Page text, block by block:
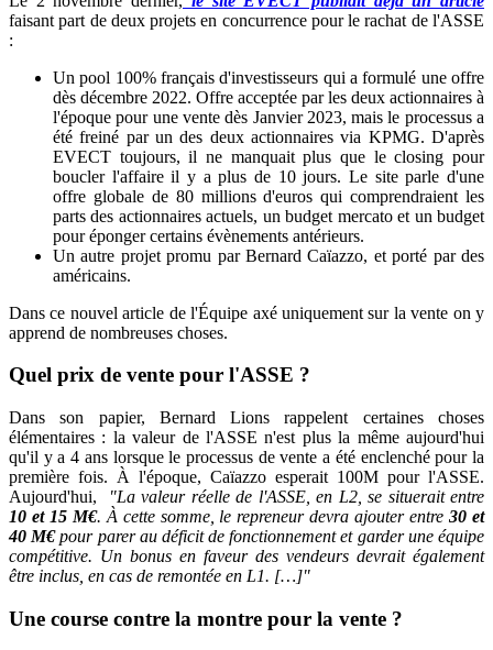
faisant part de deux projets en concurrence pour le rachat de l'ASSE
:
Un pool 100% français d'investisseurs qui a formulé une offre
dès décembre 2022. Offre acceptée par les deux actionnaires à
l'époque pour une vente dès Janvier 2023, mais le processus a
été freiné par un des deux actionnaires via KPMG. D'après
EVECT toujours, il ne manquait plus que le closing pour
boucler l'affaire il y a plus de 10 jours. Le site parle d'une
offre globale de 80 millions d'euros qui comprendraient les
parts des actionnaires actuels, un budget mercato et un budget
pour éponger certains évènements antérieurs.
Un autre projet promu par Bernard Caïazzo, et porté par des
américains.
Dans ce nouvel article de l'Équipe axé uniquement sur la vente on y
apprend de nombreuses choses.
Quel prix de vente pour l'ASSE ?
Dans son papier, Bernard Lions rappelent certaines choses
élémentaires : la valeur de l'ASSE n'est plus la même aujourd'hui
qu'il y a 4 ans lorsque le processus de vente a été enclenché pour la
première fois. À l'époque, Caïazzo esperait 100M pour l'ASSE.
Aujourd'hui,
"La valeur réelle de l'ASSE, en L2, se situerait entre
10 et 15 M€. À cette somme, le repreneur devra ajouter entre30 et
40 M€pour parer au déficit de fonctionnement et garder une équipe
compétitive. Un bonus en faveur des vendeurs devrait également
être inclus, en cas de remontée en L1. […]"
Une course contre la montre pour la vente ?